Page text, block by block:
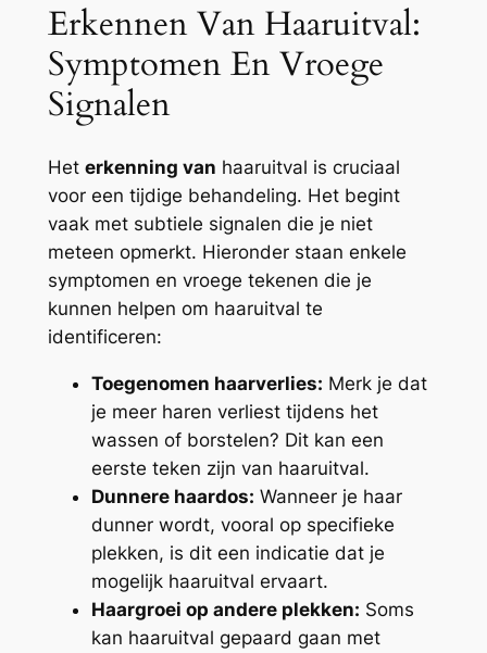
Erkennen Van Haaruitval:
Symptomen En Vroege
Signalen
Het erkenning van haaruitval is cruciaal
voor een tijdige behandeling. Het begint
vaak met subtiele signalen die je niet
meteen opmerkt. Hieronder staan enkele
symptomen en vroege tekenen die je
kunnen helpen om haaruitval te
identificeren:
Toegenomen haarverlies: Merk je dat
je meer haren verliest tijdens het
wassen of borstelen? Dit kan een
eerste teken zijn van haaruitval.
Dunnere haardos: Wanneer je haar
dunner wordt, vooral op specifieke
plekken, is dit een indicatie dat je
mogelijk haaruitval ervaart.
Haargroei op andere plekken: Soms
kan haaruitval gepaard gaan met